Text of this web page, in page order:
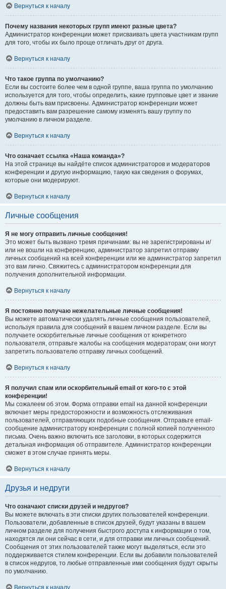
Вернуться к началу
Почему названия некоторых групп имеют разные цвета?
Администратор конференции может присваивать цвета участникам групп
для того, чтобы их было проще отличать друг от друга.
Вернуться к началу
Что такое группа по умолчанию?
Если вы состоите более чем в одной группе, ваша группа по умолчанию
используется для того, чтобы определить, какие групповые цвет и звание
должны быть вам присвоены. Администратор конференции может
предоставить вам разрешение самому изменять вашу группу по
умолчанию в личном разделе.
Вернуться к началу
Что означает ссылка «Наша команда»?
На этой странице вы найдёте список администраторов и модераторов
конференции и другую информацию, такую как сведения о форумах,
которые они модерируют.
Вернуться к началу
Личные сообщения
Я не могу отправить личные сообщения!
Это может быть вызвано тремя причинами: вы не зарегистрированы и/
или не вошли на конференцию, администратор запретил отправку
личных сообщений на всей конференции или же администратор запретил
это вам лично. Свяжитесь с администратором конференции для
получения дополнительной информации.
Вернуться к началу
Я постоянно получаю нежелательные личные сообщения!
Вы можете автоматически удалять личные сообщения пользователей,
используя правила для сообщений в вашем личном разделе. Если вы
получаете оскорбительные личные сообщения от конкретного
пользователя, отправьте жалобы на сообщения модераторам; они могут
запретить пользователю отправку личных сообщений.
Вернуться к началу
Я получил спам или оскорбительный email от кого-то с этой
конференции!
Мы сожалеем об этом. Форма отправки email на данной конференции
включает меры предосторожности и возможность отслеживания
пользователей, отправляющих подобные сообщения. Отправьте email-
сообщение администратору конференции с полной копией полученного
письма. Очень важно включить все заголовки, в которых содержится
детальная информация об отправителе. Администратор конференции
сможет в этом случае принять меры.
Вернуться к началу
Друзья и недруги
Что означают списки друзей и недругов?
Вы можете включать в эти списки других пользователей конференции.
Пользователи, добавленные в список друзей, будут указаны в вашем
личном разделе для получения быстрого доступа к информации о том,
находятся ли они сейчас в сети, и для отправки им личных сообщений.
Сообщения от этих пользователей также могут выделяться, если это
поддерживается стилем конференции. Если вы добавили пользователей
в список недругов, то любые отправленные ими сообщения будут скрыты
по умолчанию.
Вернуться к началу